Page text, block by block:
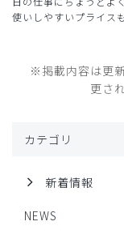
使いしやすいプライス
※掲載内容は更
更さ
カテゴリ
新着情報
NEWS